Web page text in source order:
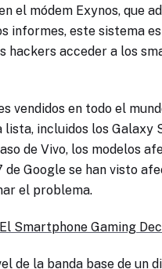
el módem Exynos, que
informes, este sistema
hackers acceder a los
en todo el
incluidos los Galaxy
de Vivo, los modelos
Google se han visto
el problema.
Smartphone Gaming
de la banda base de un